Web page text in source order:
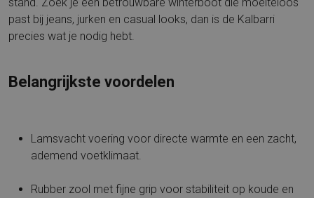
past bij jeans, jurken en casual looks, dan is de Kalbarri
precies wat je nodig hebt.
Belangrijkste voordelen
Lamsvacht voering voor directe warmte en een zacht,
ademend voetklimaat.
Rubber zool met fijne grip voor stabiliteit op koude en